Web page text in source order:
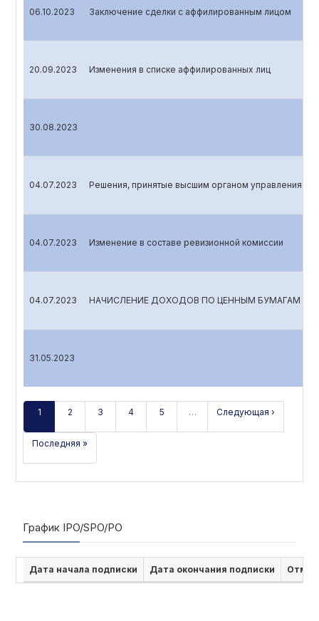
06.10.2023 Заключение сделки с аффилированным лицом
20.09.2023 Изменения в списке аффилированных лиц
30.08.2023
04.07.2023 Решения, принятые высшим органом управления
04.07.2023 Изменение в составе ревизионной комиссии
04.07.2023 НАЧИСЛЕНИЕ ДОХОДОВ ПО ЦЕННЫМ БУМАГАМ
31.05.2023
1 2 3 4 5 … Следующая ›
Последняя »
График IPO/SPO/PO
Дата начала подписки Дата окончания подписки